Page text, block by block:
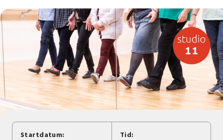
Sök kurser och evenemang
Starta studiecirkel
Cirkelledare
Nyheter
Startdatum: Tid: